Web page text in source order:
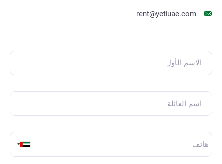
rent@yetiuae.com